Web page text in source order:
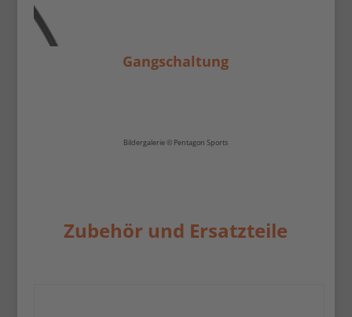
Gangschaltung
Bildergalerie © Pentagon Sports
Zubehör und Ersatzteile